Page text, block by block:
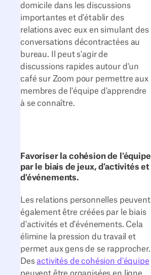
domicile dans les discussions
importantes et d'établir des
relations avec eux en simulant des
conversations décontractées au
bureau. Il peut s'agir de
discussions rapides autour d'un
café sur Zoom pour permettre aux
membres de l'équipe d'apprendre
à se connaître.
Favoriser la cohésion de l'équipe
par le biais de jeux, d'activités et
d'événements.
Les relations personnelles peuvent
également être créées par le biais
d'activités et d'événements. Cela
élimine la pression du travail et
permet aux gens de se rapprocher.
Desactivités de cohésion d'équipe
peuvent être organisées en ligne